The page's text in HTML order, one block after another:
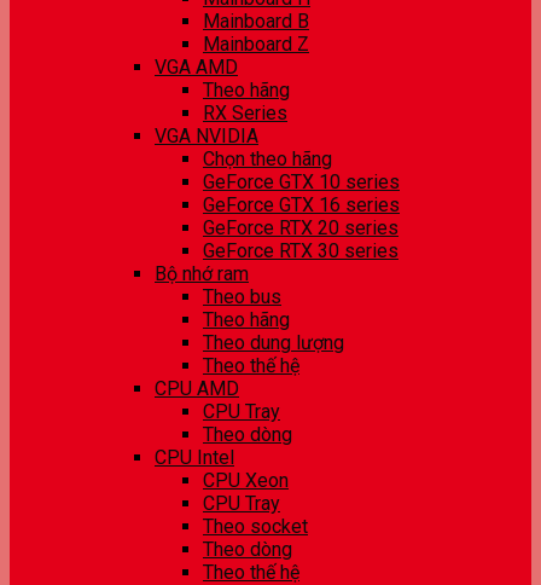
Mainboard B
Mainboard Z
VGA AMD
Theo hãng
RX Series
VGA NVIDIA
Chọn theo hãng
GeForce GTX 10 series
GeForce GTX 16 series
GeForce RTX 20 series
GeForce RTX 30 series
Bộ nhớ ram
Theo bus
Theo hãng
Theo dung lượng
Theo thế hệ
CPU AMD
CPU Tray
Theo dòng
CPU Intel
CPU Xeon
CPU Tray
Theo socket
Theo dòng
Theo thế hệ